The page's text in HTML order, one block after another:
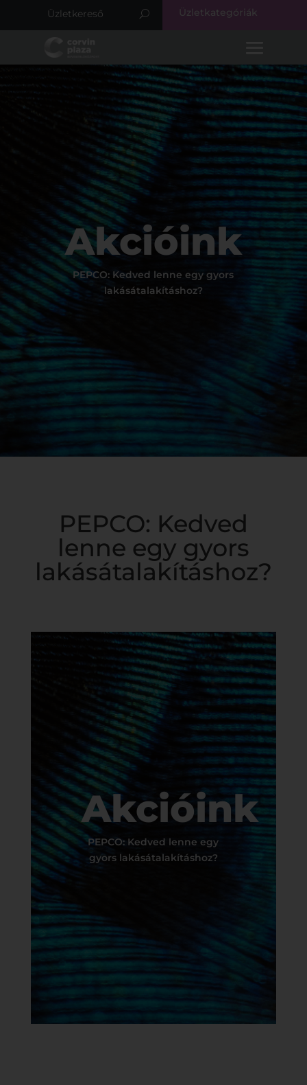
Üzletkategóriák
Akcióink
PEPCO: Kedved lenne egy gyors
lakásátalakításhoz?
PEPCO: Kedved
lenne egy gyors
lakásátalakításhoz?
Akcióink
PEPCO: Kedved lenne egy
gyors lakásátalakításhoz?